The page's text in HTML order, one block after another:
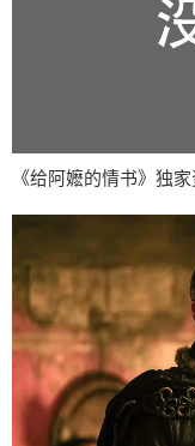
《给阿嬷的情书》独